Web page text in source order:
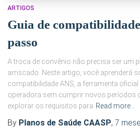
ARTIGOS
Guia de
passo
A troca de convênio não precisa ser um
arriscado. Neste artigo, você aprenderá
compatibilidade ANS, a ferramenta
operadora sem cumprir novos períodos
explorar os requisitos para Read more…
By Planos de Saúde CAASP, 7